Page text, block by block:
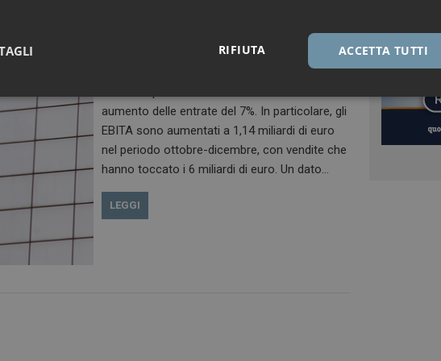
(Reuters) – Con la pandemia di COVID-19 che
ha stimolato la domanda di apparecchiature
ospedaliere per trattare i pazienti, Philips ha
aumento delle entrate del 7%. In particolare, gli
EBITA sono aumentati a 1,14 miliardi di euro
nel periodo ottobre-dicembre, con vendite che
hanno toccato i 6 miliardi di euro. Un dato…
LEGGI
ACCETTA TUTTI
RIFIUTA
Necessari Marketing
Necessari
a rendere fruibile il sito web abilitandone funzionalità di base quali la navigazione sulle pagine
del sito. Il sito web non è in grado di funzionare correttamente senza questi cookie.